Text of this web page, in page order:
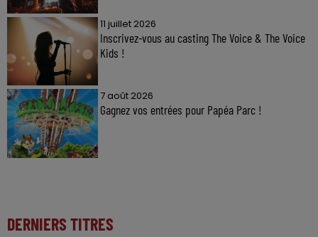
11 juillet 2026
Inscrivez-vous au casting The Voice & The Voice
Kids !
7 août 2026
Gagnez vos entrées pour Papéa Parc !
DERNIERS TITRES